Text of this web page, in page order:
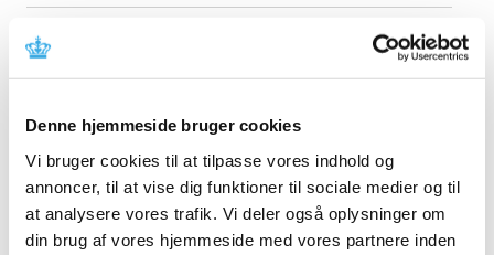
Denne hjemmeside bruger cookies
Vi bruger cookies til at tilpasse vores indhold og
annoncer, til at vise dig funktioner til sociale medier og til
at analysere vores trafik. Vi deler også oplysninger om
din brug af vores hjemmeside med vores partnere inden
Der er aktuelle problemer med forsyningen af Vectavir 1
Aktivt stof: Penciclovir
ATC-kode: D06BB06
Forventet periode:Start juni - start oktober 2026